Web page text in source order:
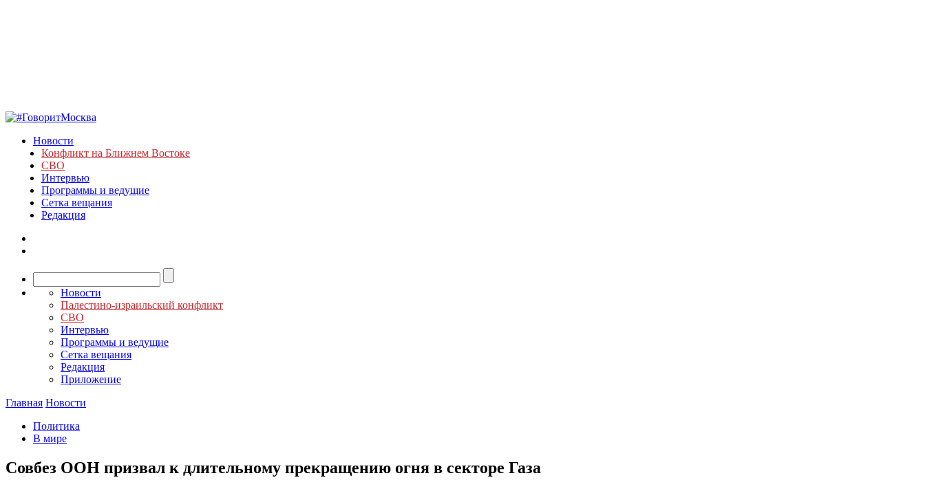
Новости
Конфликт на Ближнем Востоке
СВО
Интервью
Программы и ведущие
Сетка вещания
Редакция
Новости
Палестино-израильский конфликт
СВО
Интервью
Программы и ведущие
Сетка вещания
Редакция
Приложение
Главная Новости
Политика
В мире
Совбез ООН призвал к длительному прекращению огня в секторе Газа